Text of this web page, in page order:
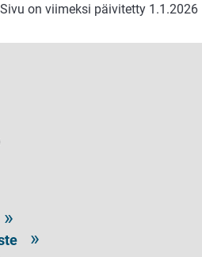
Sivu on viimeksi päivitetty 1.1.2026